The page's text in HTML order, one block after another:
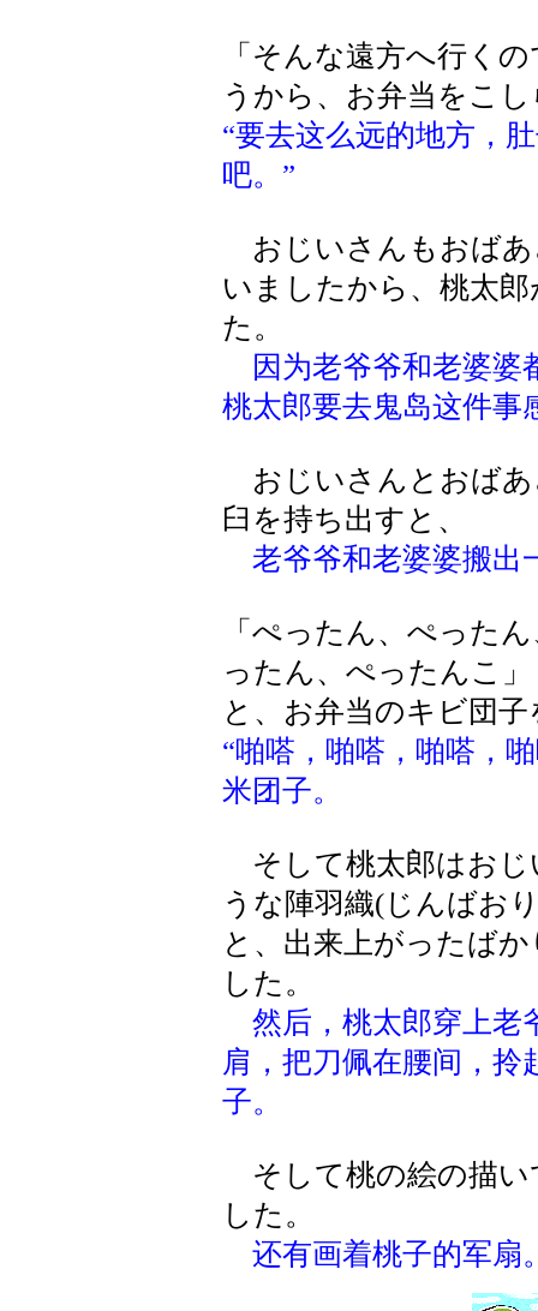
「そんな遠方へ行く
うから、お弁当をこ
“要去这么远的地方，
吧。”
おじいさんもおばあ
いましたから、桃太
た。
因为老爷爷和老婆
桃太郎要去鬼岛这件事
おじいさんとおばあ
臼を持ち出すと、
老爷爷和老婆婆搬出
「ぺったん、ぺった
ったん、ぺったんこ」
と、お弁当のキビ団
“啪嗒，啪嗒，啪嗒，
米团子。
そして桃太郎はおじ
うな陣羽織(じんばお
と、出来上がったば
した。
然后，桃太郎穿上老
肩，把刀佩在腰间，拎
子。
そして桃の絵の描い
した。
还有画着桃子的军扇